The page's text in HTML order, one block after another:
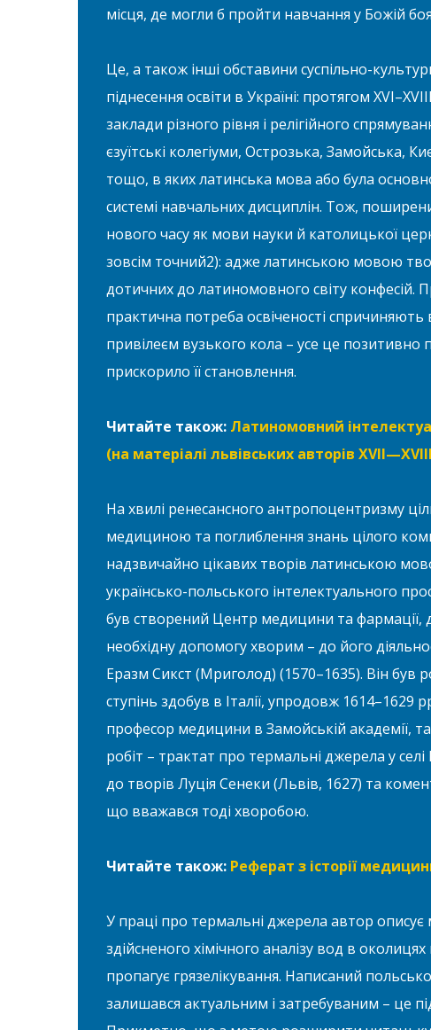
місця, де могли б пройти навчання у Божій
Це, а також інші обставини суспільно-
піднесення освіти в Україні: протягом
заклади різного рівня і релігійного
єзуїтські колегіуми, Острозька, Замойська,
тощо, в яких латинська мова або була
системі навчальних дисциплін. Тож,
нового часу як мови науки й католицької
зовсім точний2): адже латинською мовою
дотичних до латиномовного світу
практична потреба освіченості спричиняють
привілеєм вузького кола – усе це позитивно
прискорило її становлення.
Читайте також: Латиномовний
(на матеріалі львівських авторів
На хвилі ренесансного антропоцентризму
медициною та поглиблення знань цілого
надзвичайно цікавих творів латинською
українсько-польського інтелектуального
був створений Центр медицини та фармації,
необхідну допомогу хворим – до його
Еразм Сикст (Мриголод) (1570–1635). Він був
ступінь здобув в Італії, упродовж 1614–1629
професор медицини в Замойській академії,
робіт – трактат про термальні джерела у
до творів Луція Сенеки (Львів, 1627) та
що вважався тоді хворобою.
Читайте також: Реферат з історії
У праці про термальні джерела автор описує
здійсненого хімічного аналізу вод в
пропагує грязелікування. Написаний
залишався актуальним і затребуваним – це